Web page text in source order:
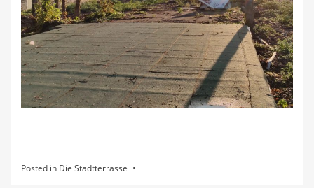
Posted in Die Stadtterrasse